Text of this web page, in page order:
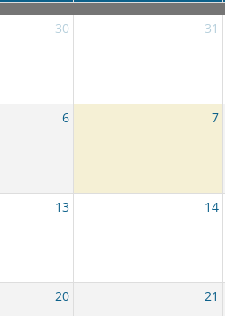
30 31
6 7
13 14
20 21